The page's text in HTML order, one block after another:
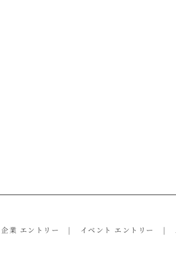
業 エントリー イベント エントリー